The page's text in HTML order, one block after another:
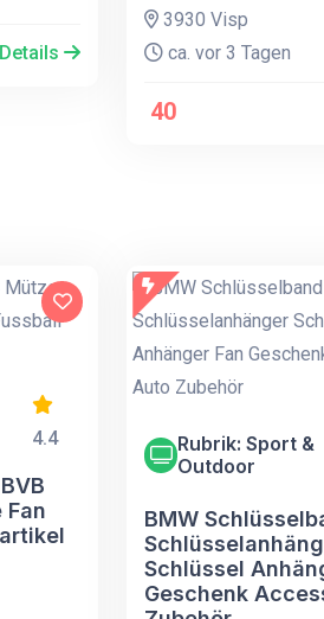
Details
3930 Visp
ca. vor 3 Tagen
40
4.4
Fan
Rubrik: Sport &
Outdoor
BMW
Schlüssel
Geschenk